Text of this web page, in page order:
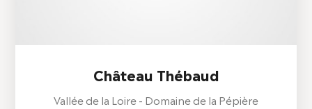
Château Thébaud
Vallée de la Loire - Domaine de la Pépière